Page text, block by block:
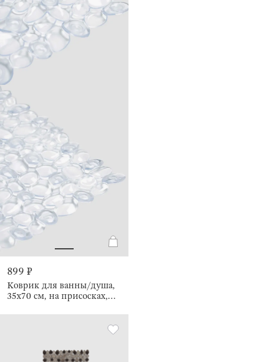
899 ₽
Коврик для ванны/душа,
35х70 см, на присосках,